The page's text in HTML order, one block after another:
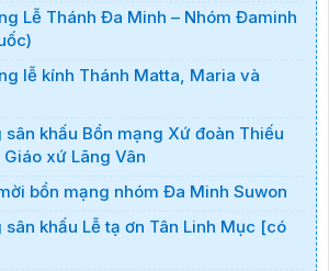
Lễ Thánh Đa Minh – Nhóm Đaminh
lễ kính Thánh Matta, Maria và
sân khấu Bổn mạng Xứ đoàn Thiếu
xứ Lãng Vân
bổn mạng nhóm Đa Minh Suwon
sân khấu Lễ tạ ơn Tân Linh Mục [có